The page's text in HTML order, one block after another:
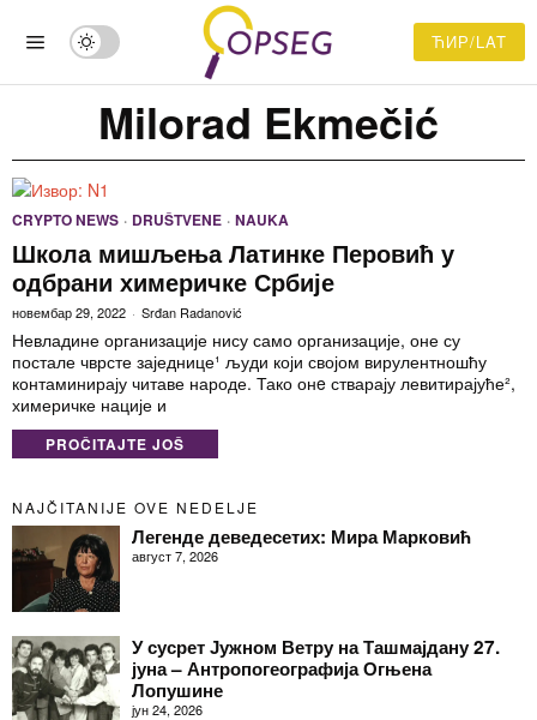
ЋИР/LAT
Milorad Ekmečić
CRYPTO NEWS · DRUŠTVENE · NAUKA
Школа мишљења Латинке Перовић у
одбрани химеричке Србије
новембар 29, 2022 Srđan Radanović
Невладине организације нису само организације, оне су
постале чврсте заједнице¹ људи који својом вирулентношћу
контаминирају читаве народе. Тако онe стварају левитирајуће²,
химеричке нације и
PROČITAJTE JOŠ
NAJČITANIJE OVE NEDELJE
Легенде деведесетих: Мира Марковић
август 7, 2026
У сусрет Јужном Ветру на Ташмајдану 27.
јуна – Антропогеографија Огњена
Лопушине
јун 24, 2026